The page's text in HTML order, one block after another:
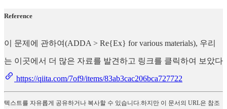
Reference
이 문제에 관하여(ADDA > Re{Ex} for various materials), 우리
는 이곳에서 더 많은 자료를 발견하고 링크를 클릭하여 보았다
https://qiita.com/7of9/items/83ab3cac206bca727722
텍스트를 자유롭게 공유하거나 복사할 수 있습니다.하지만 이 문서의 URL은 참조